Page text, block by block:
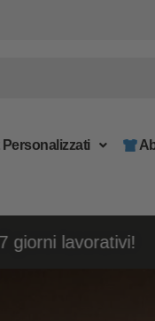
con ordini